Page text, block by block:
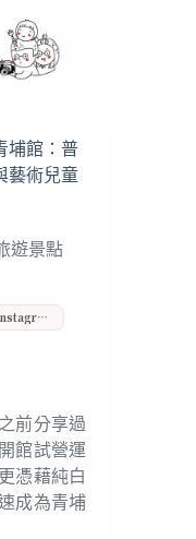
埔館：普
藝術兒童
遊景點
Instagram
前分享過
館試營運
憑藉純白
成為青埔